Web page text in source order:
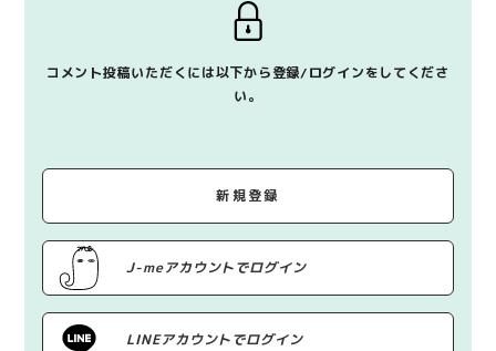
コメント投稿いただくには以下から登録/ログインをしてくださ
い。
新規登録
J-meアカウントでログイン
LINEアカウントでログイン